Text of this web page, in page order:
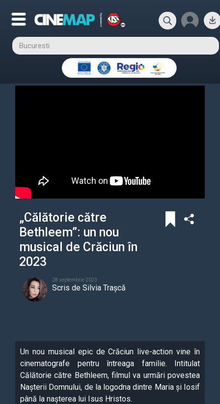
„Călătorie către
Bethleem”: un nou
musical de Crăciun în
2023
28 septembrie 2023
Scris de Silvia Trașcă
Un nou musical epic de Crăciun live-action vine în
cinematografe pentru întreaga familie. Intitulat
Călătorie către Bethleem, filmul va urmări povestea
Nașterii Domnului, de la logodna dintre Maria și Iosif
până la nașterea lui Isus Hristos.